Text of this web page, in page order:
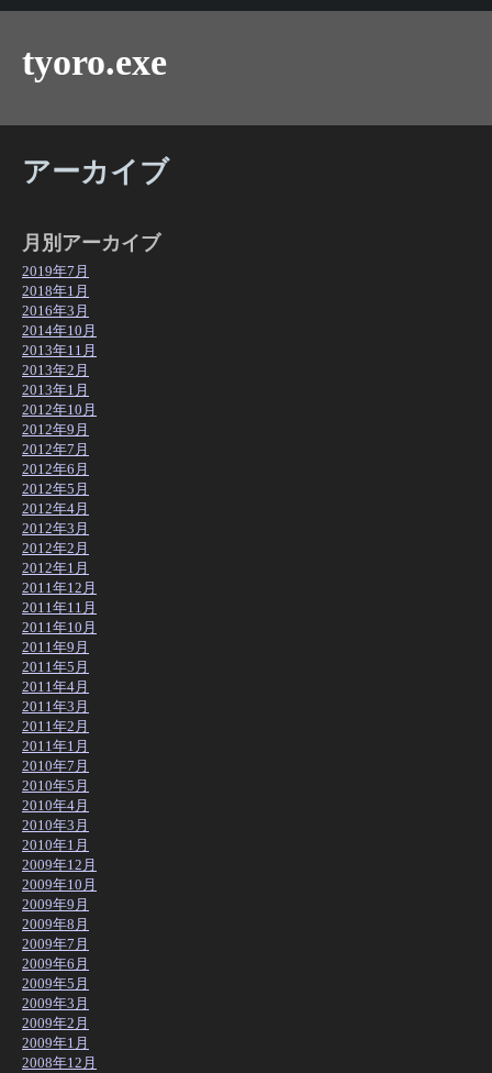
tyoro.exe
アーカイブ
月別アーカイブ
2019年7月
2018年1月
2016年3月
2014年10月
2013年11月
2013年2月
2013年1月
2012年10月
2012年9月
2012年7月
2012年6月
2012年5月
2012年4月
2012年3月
2012年2月
2012年1月
2011年12月
2011年11月
2011年10月
2011年9月
2011年5月
2011年4月
2011年3月
2011年2月
2011年1月
2010年7月
2010年5月
2010年4月
2010年3月
2010年1月
2009年12月
2009年10月
2009年9月
2009年8月
2009年7月
2009年6月
2009年5月
2009年3月
2009年2月
2009年1月
2008年12月